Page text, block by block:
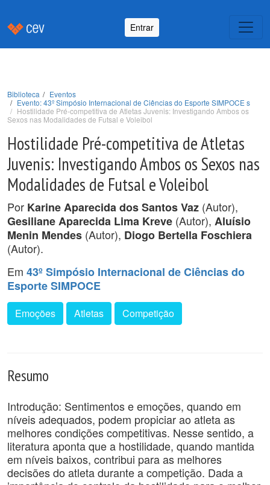
Entrar
Biblioteca
Eventos
Evento: 43º Simpósio Internacional de Ciências do Esporte SIMPOCE s
Hostilidade Pré-competitiva de Atletas Juvenis: Investigando Ambos os
Sexos nas Modalidades de Futsal e Voleibol
Hostilidade Pré-competitiva de Atletas
Juvenis: Investigando Ambos os Sexos nas
Modalidades de Futsal e Voleibol
Por Karine Aparecida dos Santos Vaz (Autor),
Gesiliane Aparecida Lima Kreve (Autor), Aluísio
Menin Mendes (Autor), Diogo Bertella Foschiera
(Autor).
Em 43º Simpósio Internacional de Ciências do
Esporte SIMPOCE
Emoções Atletas Competição
Resumo
Introdução: Sentimentos e emoções, quando em
níveis adequados, podem propiciar ao atleta as
melhores condições competitivas. Nesse sentido, a
literatura aponta que a hostilidade, quando mantida
em níveis baixos, contribui para as melhores
decisões do atleta durante a competição. Dada a